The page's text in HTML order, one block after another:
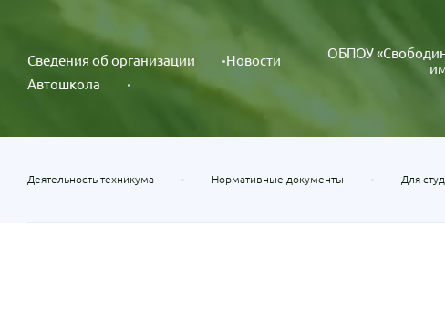
Сведения об организации Новости
ОБПОУ
Автошкола
Деятельность техникума Нормативные документы Для